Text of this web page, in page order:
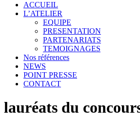
ACCUEIL
L’ATELIER
EQUIPE
PRESENTATION
PARTENARIATS
TEMOIGNAGES
Nos références
NEWS
POINT PRESSE
CONTACT
lauréats du